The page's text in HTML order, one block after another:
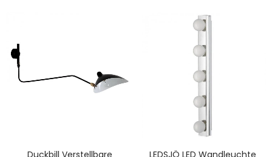
Duckbill Verstellbare
LEDSJÖ LED Wandleuchte